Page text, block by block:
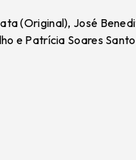
(Original), José
e Patrícia Soares